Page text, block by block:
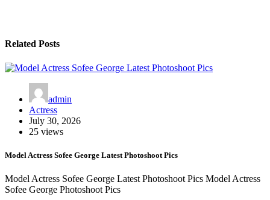
Related Posts
admin
Actress
July 30, 2026
25 views
Model Actress Sofee George Latest Photoshoot Pics
Model Actress Sofee George Latest Photoshoot Pics Model Actress
Sofee George Photoshoot Pics